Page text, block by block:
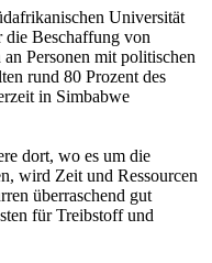
Universität
die Beschaffung von
Personen mit politischen
rund 80 Prozent des
in Simbabwe
dort, wo es um die
wird Zeit und Ressourcen
überraschend gut
für Treibstoff und